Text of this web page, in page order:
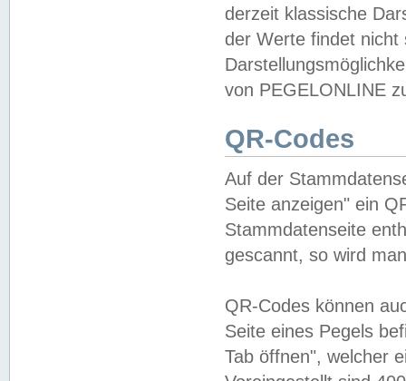
derzeit klassische
der Werte findet
von PEGELONLINE
QR-Codes
Auf der
Seite anzeigen" ein
Stammdatenseite
gescannt, so wird
QR-Codes können
Seite eines Pegels
Tab öffnen", welcher